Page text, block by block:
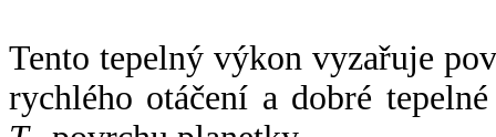
Tento tepelný výkon vyzařuje
rychlého otáčení a dobré